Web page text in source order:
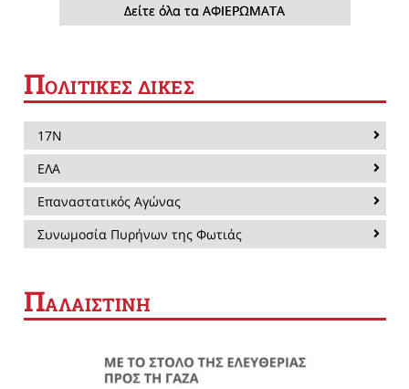
Δείτε όλα τα ΑΦΙΕΡΩΜΑΤΑ
ΠΟΛΙΤΙΚΕΣ ΔΙΚΕΣ
17Ν
ΕΛΑ
Επαναστατικός Αγώνας
Συνωμοσία Πυρήνων της Φωτιάς
ΠΑΛΑΙΣΤΙΝΗ